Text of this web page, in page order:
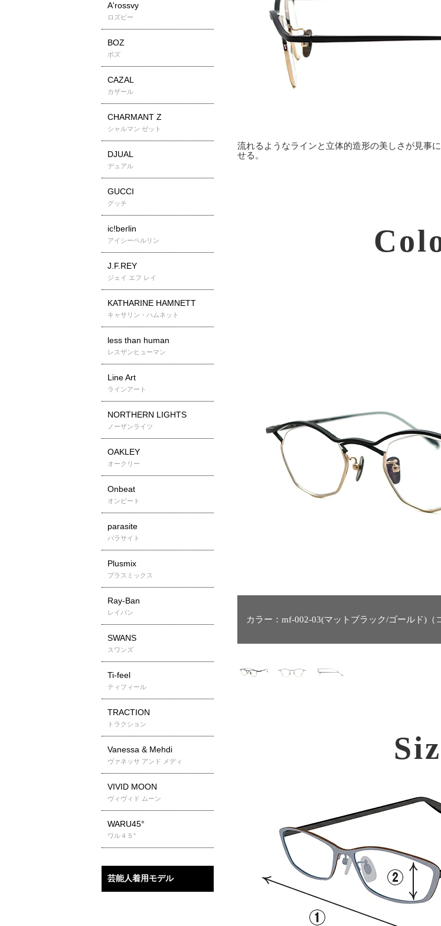
A'rossvy
ロズビー
BOZ
ボズ
CAZAL
カザール
CHARMANT Z
シャルマン ゼット
DJUAL
デュアル
GUCCI
グッチ
ic!berlin
アイシーベルリン
J.F.REY
ジェイ エフ レイ
KATHARINE HAMNETT
キャサリン・ハムネット
less than human
レスザンヒューマン
Line Art
ラインアート
NORTHERN LIGHTS
ノーザンライツ
OAKLEY
オークリー
Onbeat
オンビート
parasite
パラサイト
Plusmix
プラスミックス
Ray-Ban
レイバン
SWANS
スワンズ
Ti-feel
ティフィール
TRACTION
トラクション
Vanessa & Mehdi
ヴァネッサ アンド メディ
VIVID MOON
ヴィヴィド ムーン
WARU45°
ワル４５°
芸能人着用モデル